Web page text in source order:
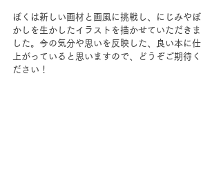
ぼくは新しい画材と画風に挑戦し、にじみやぼ
かしを生かしたイラストを描かせていただきま
した。今の気分や思いを反映した、良い本に仕
上がっていると思いますので、どうぞご期待く
ださい！